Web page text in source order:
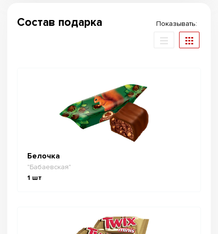
Состав подарка Показывать:
Белочка
"Бабаевская"
1 шт